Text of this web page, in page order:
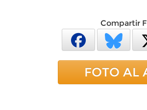
Compartir
FOTO AL